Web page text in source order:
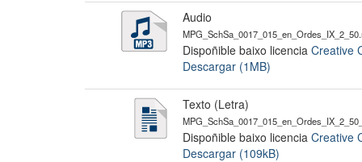
Audio
Dispoñible baixo licencia Creative
Descargar (1MB)
Texto (Letra)
Dispoñible baixo licencia Creative
Descargar (109kB)